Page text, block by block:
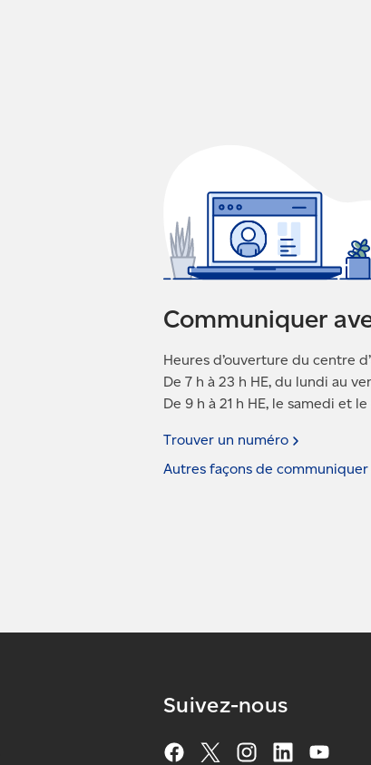
Communiquer
Heures d’ouverture du centre
De 7 h à 23 h HE, du lundi au
De 9 h à 21 h HE, le samedi et
Trouver un numéro
Autres façons de communiquer
Suivez-nous